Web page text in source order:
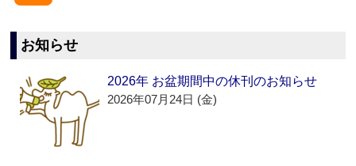
お知らせ
2026年 お盆期間中の休刊のお知らせ
2026年07月24日 (金)